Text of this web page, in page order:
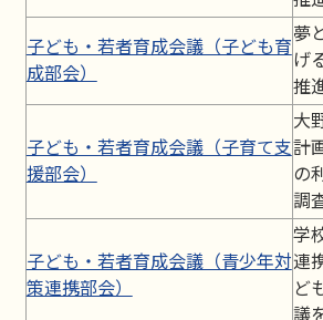
子ども・若者育成会議（子ども育
成部会）
夢
げ
推
子ども・若者育成会議（子育て支
援部会）
大
計
の
調
子ども・若者育成会議（青少年対
策連携部会）
学
連
ど
議